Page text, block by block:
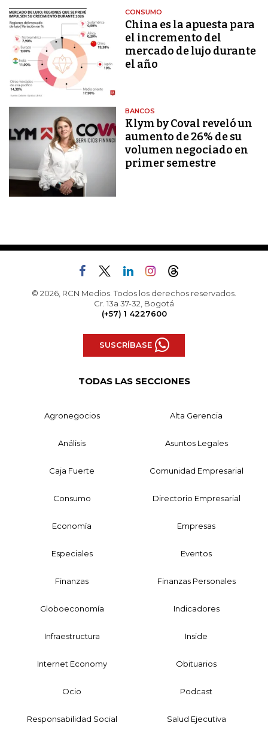
CONSUMO
China es la apuesta para
el incremento del
mercado de lujo durante
el año
BANCOS
Klym by Coval reveló un
aumento de 26% de su
volumen negociado en
primer semestre
© 2026, RCN Medios. Todos los derechos reservados.
Cr. 13a 37-32, Bogotá
(+57) 1 4227600
SUSCRÍBASE
TODAS LAS SECCIONES
Agronegocios Alta Gerencia
Análisis Asuntos Legales
Caja Fuerte Comunidad Empresarial
Consumo Directorio Empresarial
Economía Empresas
Especiales Eventos
Finanzas Finanzas Personales
Globoeconomía Indicadores
Infraestructura Inside
Internet Economy Obituarios
Ocio Podcast
Responsabilidad Social Salud Ejecutiva